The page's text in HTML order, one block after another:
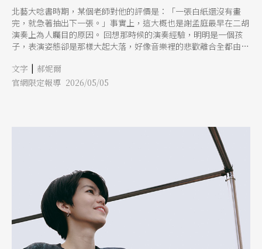
北藝大唸書時期，某個老師對他的評價是：「一張白紙還沒有畫
完，就急著抽出下一張。」事實上，這大概也是謝孟庭最早在二胡
演奏上為人矚目的原因。 回想那時候的演奏經驗，明明是一個孩
子，表演姿態卻是那樣大起大落，好像音樂裡的悲歡離合全都由他
後，謝孟庭理解收束的重要性，也明白「以前很急著表達的自己，
很有可能是害怕單薄的那一面被人發現吧？」 從這句話開始，謝
文字 | 郝妮爾
官網限定報導 2026/05/05